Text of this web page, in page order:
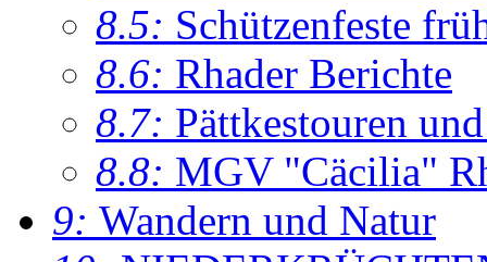
8.5: Schützenfeste
8.6: Rhader Berichte
8.7: Pättkestouren
8.8: MGV "Cäcilia"
9: Wandern und Natur